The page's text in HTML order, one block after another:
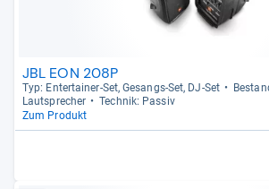
JBL EON 208P
Typ: Enter­tai­ner-​Set, Gesangs-​Set, DJ-​Set
Laut­spre­cher
Tech­nik: Pas­siv
Zum Produkt